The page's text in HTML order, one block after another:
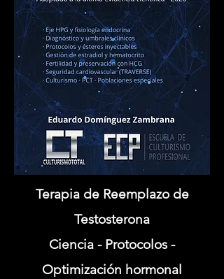
Terapia de Reemplazo de
Testosterona
Ciencia - Protocolos -
Optimización hormonal